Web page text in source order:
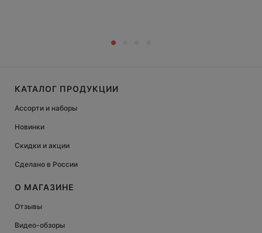
КАТАЛОГ ПРОДУКЦИИ
Ассорти и наборы
Новинки
Скидки и акции
Сделано в России
О МАГАЗИНЕ
Отзывы
Видео-обзоры